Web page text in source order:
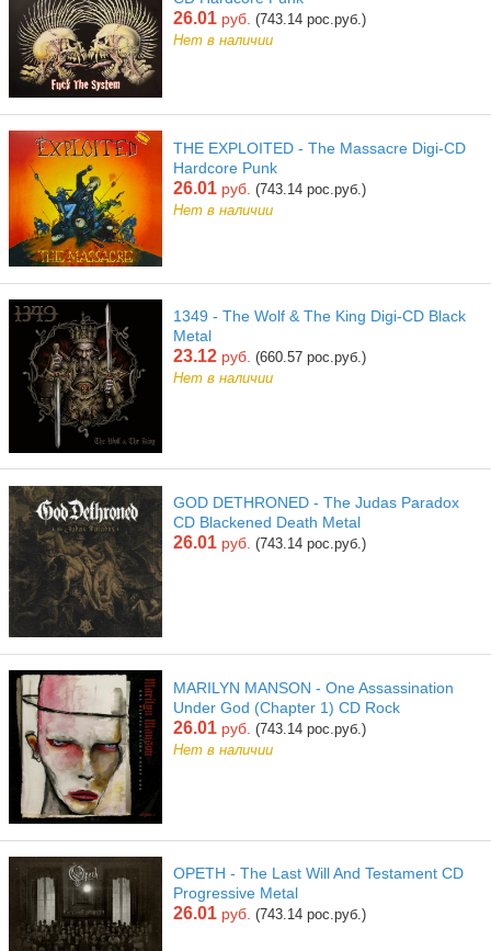
26.01 руб. (743.14 рос.руб.)
Нет в наличии
THE EXPLOITED - The Massacre Digi-CD
Hardcore Punk
26.01 руб. (743.14 рос.руб.)
Нет в наличии
1349 - The Wolf & The King Digi-CD Black
Metal
23.12 руб. (660.57 рос.руб.)
Нет в наличии
GOD DETHRONED - The Judas Paradox
CD Blackened Death Metal
26.01 руб. (743.14 рос.руб.)
MARILYN MANSON - One Assassination
Under God (Chapter 1) CD Rock
26.01 руб. (743.14 рос.руб.)
Нет в наличии
OPETH - The Last Will And Testament CD
Progressive Metal
26.01 руб. (743.14 рос.руб.)